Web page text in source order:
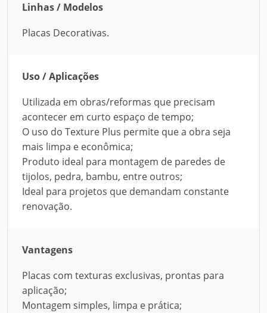
Linhas / Modelos
Placas Decorativas.
Uso / Aplicações
Utilizada em obras/reformas que precisam
acontecer em curto espaço de tempo;
O uso do Texture Plus permite que a obra seja
mais limpa e econômica;
Produto ideal para montagem de paredes de
tijolos, pedra, bambu, entre outros;
Ideal para projetos que demandam constante
renovação.
Vantagens
Placas com texturas exclusivas, prontas para
aplicação;
Montagem simples, limpa e prática;